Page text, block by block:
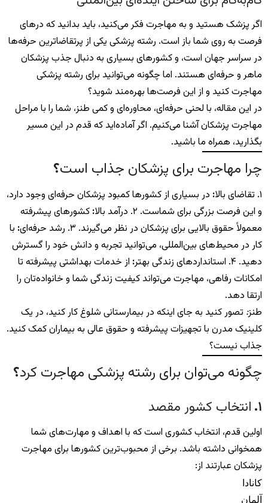
اگر پزشک هستید و به مهاجرت فکر می‌کنید، باید بدانید که درهای
فرصت به روی شما باز است. رشته پزشکی یکی از پرتقاضاترین حرفه‌ها
در سراسر جهان است، و کشورهای بسیاری به دنبال جذب پزشکان
ماهر و حرفه‌ای هستند. اما چگونه می‌توانید برای رشته پزشکی
مهاجرت کنید و از این فرصت‌ها بهره‌مند شوید؟
در این مقاله، با لحنی حرفه‌ای، محاوره‌ای و کمی طنز، شما را با مراحل
مهاجرت پزشکان آشنا می‌کنیم. اگر آماده‌اید که قدم در این مسیر
بگذارید، همراه ما باشید.
چرا مهاجرت برای پزشکان جذاب است؟
۱. تقاضای بالا : در بسیاری از کشورها کمبود پزشکان حرفه‌ای وجود دارد،
و این فرصت بزرگی برای شماست. ۲. درآمد بالا
: کشورهای پیشرفته
معمولاً حقوق بالایی برای پزشکان در نظر می‌گیرند. ۳. رشد حرفه‌ای
: با
کار در محیط‌های بین‌المللی، می‌توانید تجربه و دانش خود را گسترش
دهید. ۴. استانداردهای زندگی بهتر
: از خدمات بهداشتی پیشرفته تا
امکانات رفاهی، مهاجرت می‌تواند کیفیت زندگی شما و خانواده‌تان را
ارتقا دهد.
طنز: تصور کنید به جای اینکه در بیمارستانی شلوغ کار کنید، در یک
کلینیک مدرن با تجهیزات پیشرفته و حقوق عالی به بیماران کمک کنید.
جذاب نیست؟
چگونه می‌توان برای رشته پزشکی مهاجرت کرد؟
۱. انتخاب کشور مقصد
اولین قدم، انتخاب کشوری است که با اهداف و مهارت‌های شما
همخوانی داشته باشد. برخی از محبوب‌ترین کشورها برای مهاجرت
پزشکان عبارتند از:
کانادا
آلمان